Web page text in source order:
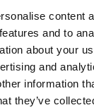
content
and to
about your
and
information
they’ve
di specifici
all’ingresso
del pulito
volta al giorno.